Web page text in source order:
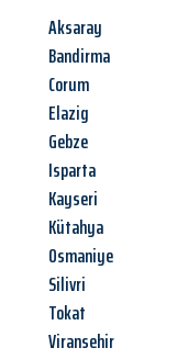
Aksaray
Bandirma
Corum
Elazig
Gebze
Isparta
Kayseri
Kütahya
Osmaniye
Silivri
Tokat
Viransehir